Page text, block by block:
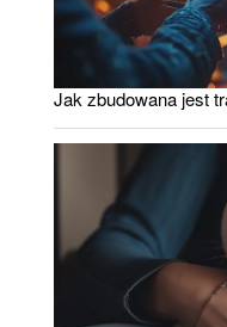
Jak zbudowana jest